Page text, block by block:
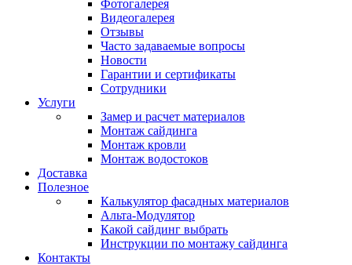
Фотогалерея
Видеогалерея
Отзывы
Часто задаваемые вопросы
Новости
Гарантии и сертификаты
Сотрудники
Услуги
Замер и расчет материалов
Монтаж сайдинга
Монтаж кровли
Монтаж водостоков
Доставка
Полезное
Калькулятор фасадных материалов
Альта-Модулятор
Какой сайдинг выбрать
Инструкции по монтажу сайдинга
Контакты